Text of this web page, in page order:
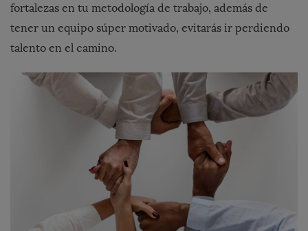
fortalezas en tu metodología de trabajo, además de
tener un equipo súper motivado, evitarás ir perdiendo
talento en el camino.